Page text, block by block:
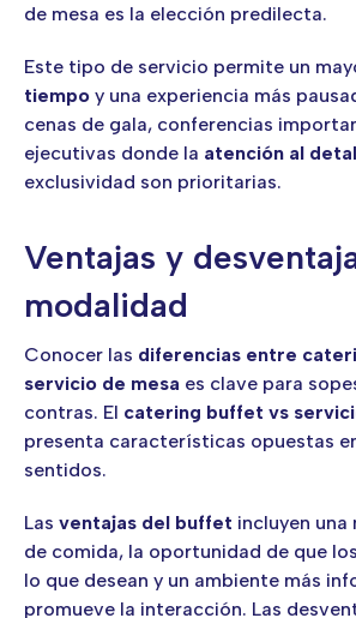
de mesa es la elección predilecta.
Este tipo de servicio permite un
tiempo y una experiencia más
cenas de gala, conferencias
ejecutivas donde la atención al
exclusividad son prioritarias.
Ventajas y
modalidad
Conocer las diferencias entre
servicio de mesa es clave para
contras. El catering buffet vs
presenta características opuestas
sentidos.
Las ventajas del buffet incluyen una
de comida, la oportunidad de que
lo que desean y un ambiente más
promueve la interacción. Las